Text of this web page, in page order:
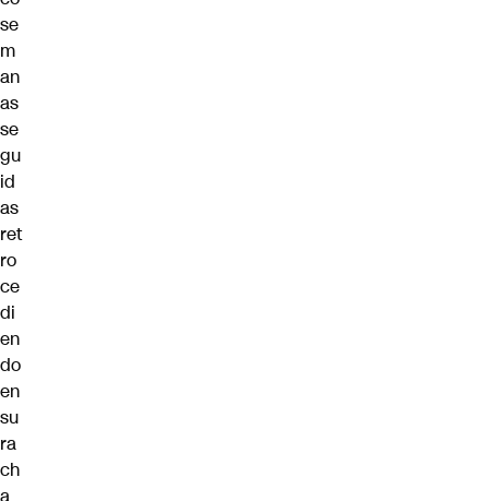
se
m
an
as
se
gu
id
as
ret
ro
ce
di
en
do
en
su
ra
ch
a